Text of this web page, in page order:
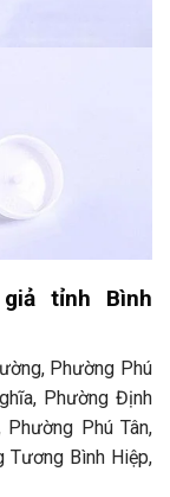
tỉnh Bình
Phường Phú
Phường Định
Phú Tân,
Tương Bình Hiệp,